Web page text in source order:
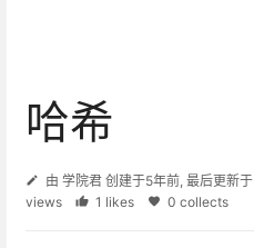
哈希
由 学院君 创建于5年前, 最后更新于
views
1 likes 0 collects